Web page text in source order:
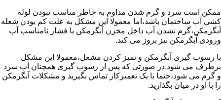
ممکن است سرد و گرم شدن مداوم به خاطر مناسب نبودن لوله
کشی آب ساختمان باشد،اما معمولا این مشکل به علت کم بودن شعله
آبگرمکن،گرم نشدن آب داخل مخزن آبگرمکن یا فشار نامناسب آب
ورودی آبگرمکن نیز بروز می کند.
با رسوب گیری آبگرمکن و تمیز کردن مشعل،معمولا این مشکل
برطرف می شود.در صورتی که پس از رسوب گیری همچنان آب سرد
و گرم می شود،حتما با یک تعمیرکار تماس بگیرید و مشکلات آبگرمکن
را با او در میان بگذارید.